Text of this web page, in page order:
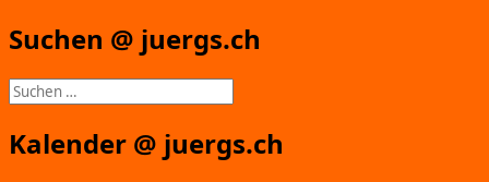
Suchen @ juergs.ch
Suchen
nach:
Kalender @ juergs.ch